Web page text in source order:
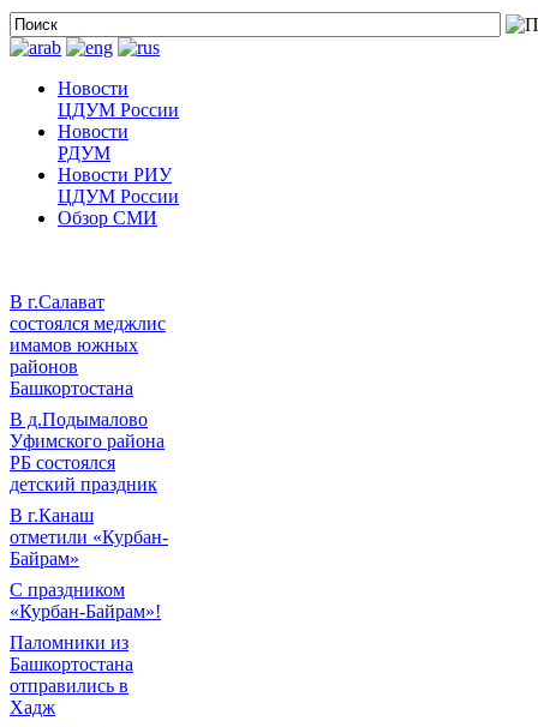
Новости
ЦДУМ России
Новости
РДУМ
Новости РИУ
ЦДУМ России
Обзор СМИ
В г.Салават
состоялся меджлис
имамов южных
районов
Башкортостана
В д.Подымалово
Уфимского района
РБ состоялся
детский праздник
В г.Канаш
отметили «Курбан-
Байрам»
С праздником
«Курбан-Байрам»!
Паломники из
Башкортостана
отправились в
Хадж